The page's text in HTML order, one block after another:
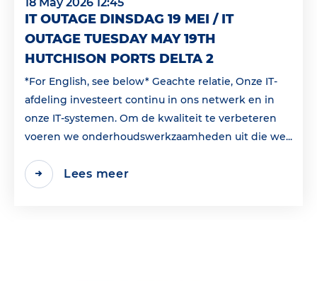
IT OUTAGE DINSDAG 19 MEI / IT
OUTAGE TUESDAY MAY 19TH
HUTCHISON PORTS DELTA 2
*For English, see below* Geachte relatie, Onze IT-
afdeling investeert continu in ons netwerk en in
onze IT-systemen. Om de kwaliteit te verbeteren
voeren we onderhoudswerkzaamheden uit die we...
Lees meer